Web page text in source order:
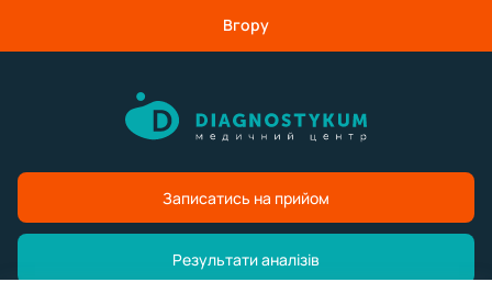
Вгору
Записатись на прийом
Результати аналізів